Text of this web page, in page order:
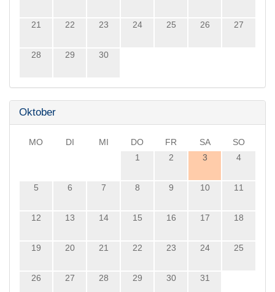
21 22 23 24 25 26 27
28 29 30
Oktober
MO DI MI DO FR SA
SO
1
2 3 4
5 6 7 8 9 10 11
12 13 14 15 16 17 18
19 20 21 22 23 24 25
26 27 28 29 30 31